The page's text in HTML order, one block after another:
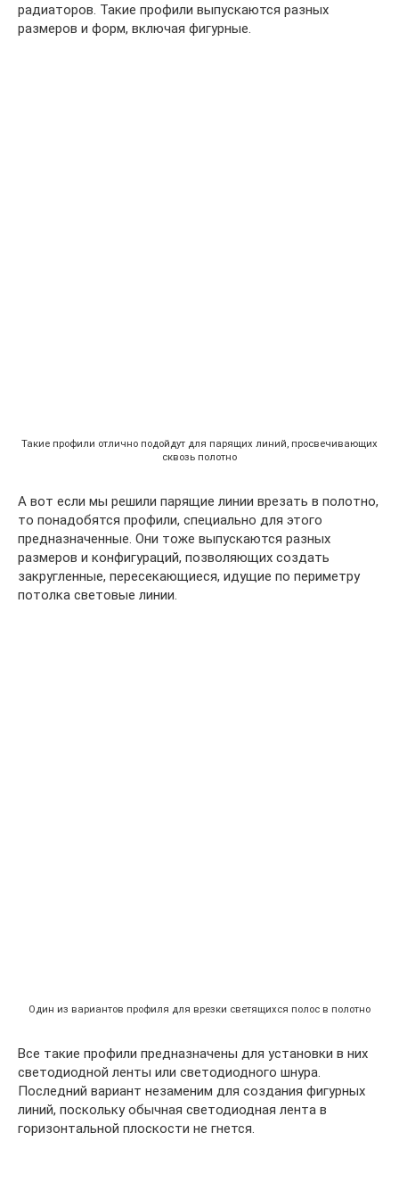
радиаторов. Такие профили выпускаются разных
размеров и форм, включая фигурные.
Такие профили отлично подойдут для парящих линий, просвечивающих
сквозь полотно
А вот если мы решили парящие линии врезать в полотно,
то понадобятся профили, специально для этого
предназначенные. Они тоже выпускаются разных
размеров и конфигураций, позволяющих создать
закругленные, пересекающиеся, идущие по периметру
потолка световые линии.
Один из вариантов профиля для врезки светящихся полос в полотно
Все такие профили предназначены для установки в них
светодиодной ленты или светодиодного шнура.
Последний вариант незаменим для создания фигурных
линий, поскольку обычная светодиодная лента в
горизонтальной плоскости не гнется.